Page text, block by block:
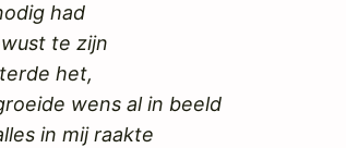
had
te zijn
het,
wens al in beeld
in mij raakte